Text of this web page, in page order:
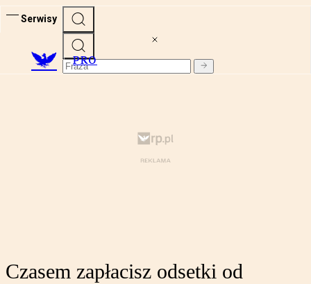
Serwisy
PRO
Czasem zapłacisz odsetki od